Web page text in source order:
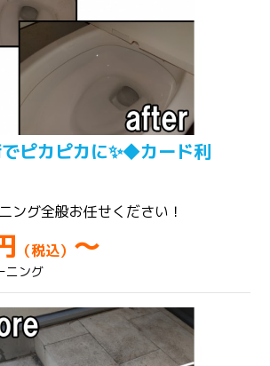
ピカピカに✨◆カード利
ング全般お任せください！
（税込） ～
ニング